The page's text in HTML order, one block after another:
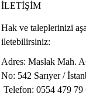
İLETİŞİM
Hak ve taleplerinizi
iletebilirsiniz:
Adres: Maslak Mah.
No: 542 Sarıyer /
Telefon: 0554 479 79